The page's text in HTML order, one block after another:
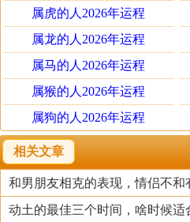
属虎的人2026年运程
属龙的人2026年运程
属马的人2026年运程
属猴的人2026年运程
属狗的人2026年运程
相关文章
和男朋友相克的表现，情侣不和
动土的最佳三个时间，啥时候适